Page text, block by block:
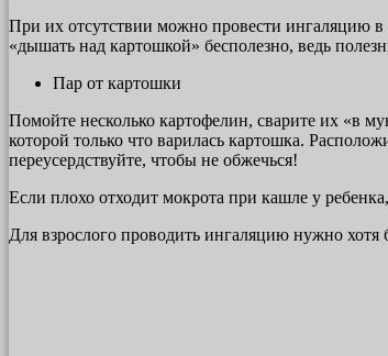
При их отсутствии можно провести ингаляцию
«дышать над картошкой» бесполезно, ведь
Пар от картошки
Помойте несколько картофелин, сварите их «в
которой только что варилась картошка.
переусердствуйте, чтобы не обжечься!
Если плохо отходит мокрота при кашле у
Для взрослого проводить ингаляцию нужно хотя